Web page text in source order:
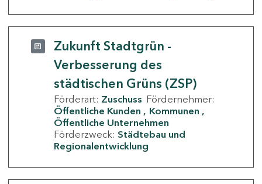
Zukunft Stadtgrün -
Verbesserung des
städtischen Grüns (ZSP)
Förderart: Zuschuss Fördernehmer:
Öffentliche Kunden
Kommunen
Öffentliche Unternehmen
Förderzweck: Städtebau und
Regionalentwicklung